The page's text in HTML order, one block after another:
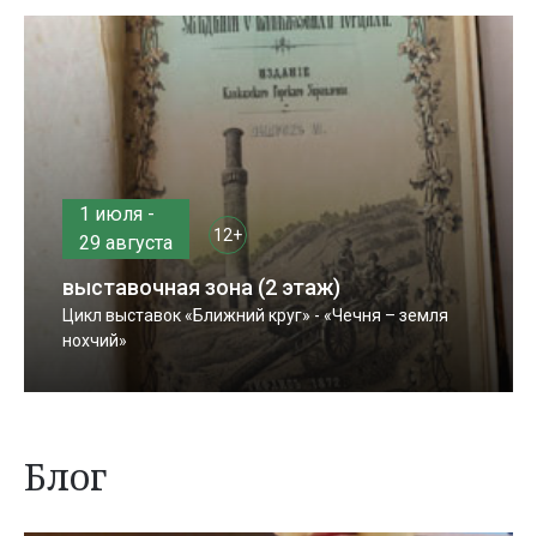
1 июля -
29 августа
12+
выставочная зона (2 этаж)
Цикл выставок «Ближний круг» - «Чечня – земля
нохчий»
Блог